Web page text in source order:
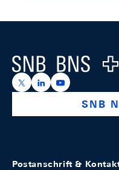
Logo
https://x.com/snb_bns
https://https://
SNB
Postanschrift &